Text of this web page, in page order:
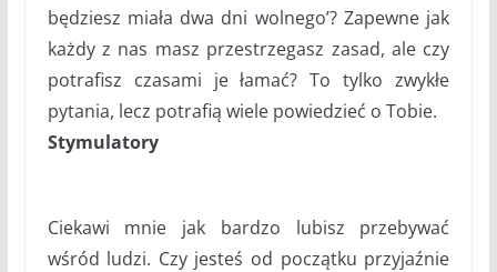
będziesz miała dwa dni wolnego’? Zapewne jak
każdy z nas masz przestrzegasz zasad, ale czy
potrafisz czasami je łamać? To tylko zwykłe
pytania, lecz potrafią wiele powiedzieć o Tobie.
Stymulatory
Ciekawi mnie jak bardzo lubisz przebywać
wśród ludzi. Czy jesteś od początku przyjaźnie